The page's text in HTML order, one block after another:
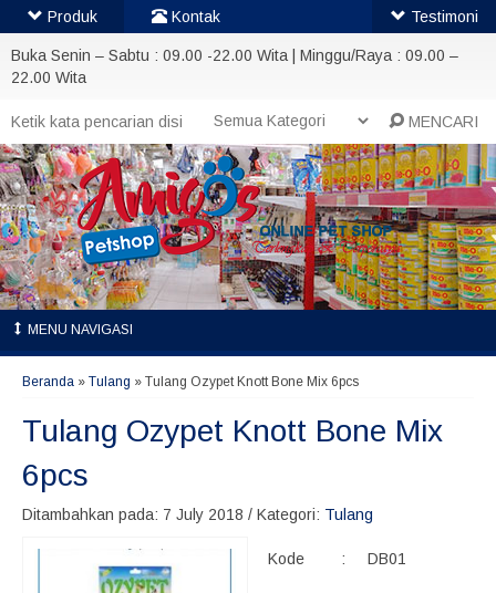
Buka Senin – Sabtu : 09.00 -22.00 Wita | Minggu/Raya : 09.00 –
22.00 Wita
MENCARI
MENU NAVIGASI
Beranda » Tulang » Tulang Ozypet Knott Bone Mix 6pcs
Tulang Ozypet Knott Bone Mix
6pcs
Ditambahkan pada: 7 July 2018 / Kategori: Tulang
Kode : DB01
Produk Kontak Testimoni